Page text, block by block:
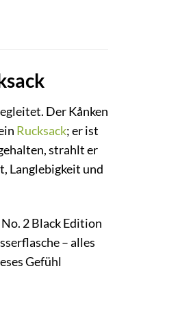
Der Kånken
Rucksack; er ist
strahlt er
Langlebigkeit und
2 Black Edition
– alles
Gefühl